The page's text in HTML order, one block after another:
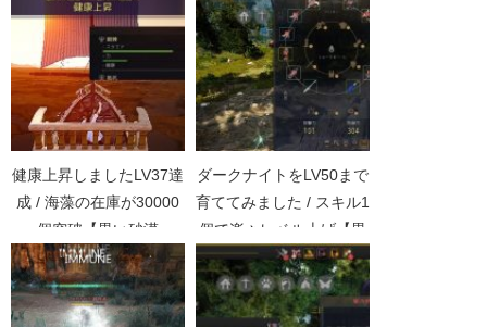
Part2621】
健康上昇しましたLV37達
成 / 海藻の在庫が30000
個突破【黒い砂漠
Part1249】
ダークナイトをLV50まで
育ててみました / スキル1
個で楽々レベル上げ【黒
い砂漠Part1207】